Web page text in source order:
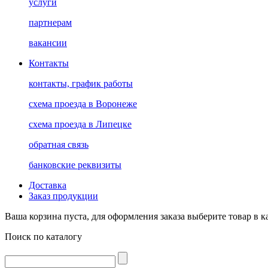
услуги
партнерам
вакансии
Контакты
контакты, график работы
схема проезда в Воронеже
схема проезда в Липецке
обратная связь
банковские реквизиты
Доставка
Заказ продукции
Ваша корзина пуста, для оформления заказа выберите товар в
Поиск по каталогу